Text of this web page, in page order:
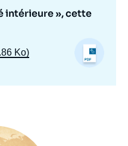
intérieure », cette
Ko)